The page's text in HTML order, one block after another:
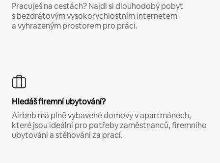
Pracuješ na cestách? Najdi si dlouhodobý pobyt
s bezdrátovým vysokorychlostním internetem
a vyhrazeným prostorem pro práci.
Hledáš firemní ubytování?
Airbnb má plně vybavené domovy v apartmánech,
které jsou ideální pro potřeby zaměstnanců, firemního
ubytování a stěhování za prací.